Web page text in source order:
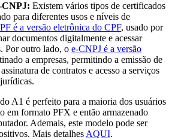
CNPJ: Existem vários tipos de certificados
para diferentes usos e níveis de
é a versão eletrônica do CPF, usado por
documentos digitalmente e acessar
Por outro lado, o e-CNPJ é a versão
a empresas, permitindo a emissão de
de contratos e acesso a serviços
A1 é perfeito para a maioria dos usuários
em formato PFX e então armazenado
Ademais, este modelo pode ser
Mais detalhes AQUI.